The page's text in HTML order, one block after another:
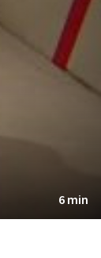
6 min